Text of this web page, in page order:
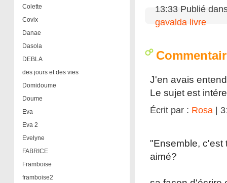
Colette
Covix
Danae
Dasola
DEBLA
des jours et des vies
Domidoume
Doume
Eva
Eva 2
Evelyne
FABRICE
Framboise
framboise2
13:33 Publié
gavalda livre
J'en avais
Le sujet est
Écrit par : Rosa|
"Ensemble, c'est
aimé?